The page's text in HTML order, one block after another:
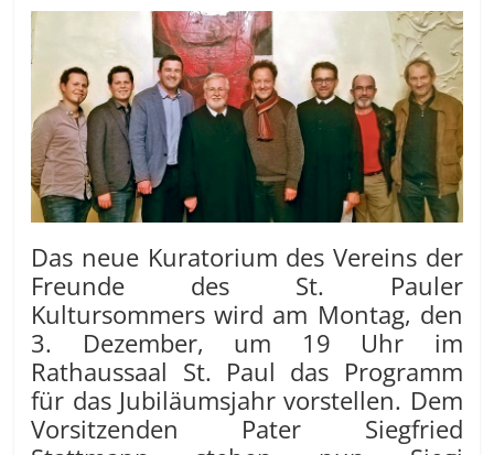
Das neue Kuratorium des Vereins der
Freunde des St. Pauler
Kultursommers wird am Montag, den
3. Dezember, um 19 Uhr im
Rathaussaal St. Paul das Programm
für das Jubiläumsjahr vorstellen. Dem
Vorsitzenden Pater Siegfried